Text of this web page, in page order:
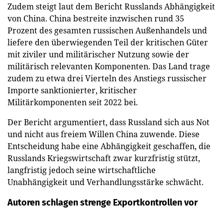
Zudem steigt laut dem Bericht Russlands Abhängigkeit
von China. China bestreite inzwischen rund 35
Prozent des gesamten russischen Außenhandels und
liefere den überwiegenden Teil der kritischen Güter
mit ziviler und militärischer Nutzung sowie der
militärisch relevanten Komponenten. Das Land trage
zudem zu etwa drei Vierteln des Anstiegs russischer
Importe sanktionierter, kritischer
Militärkomponenten seit 2022 bei.
Der Bericht argumentiert, dass Russland sich aus Not
und nicht aus freiem Willen China zuwende. Diese
Entscheidung habe eine Abhängigkeit geschaffen, die
Russlands Kriegswirtschaft zwar kurzfristig stützt,
langfristig jedoch seine wirtschaftliche
Unabhängigkeit und Verhandlungsstärke schwächt.
Autoren schlagen strenge Exportkontrollen vor